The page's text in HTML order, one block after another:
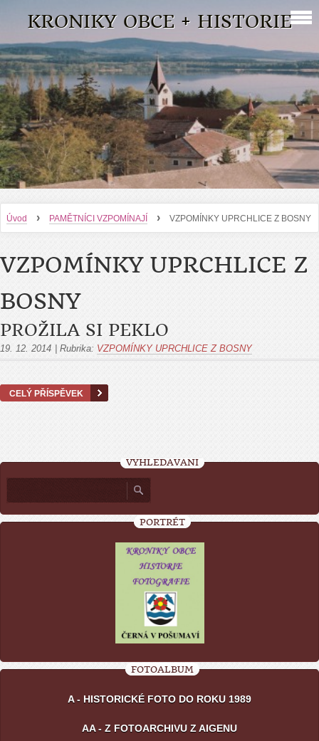
KRONIKY OBCE + HISTORIE
Úvod › PAMĚTNÍCI VZPOMÍNAJÍ › VZPOMÍNKY UPRCHLICE Z BOSNY
VZPOMÍNKY UPRCHLICE Z
BOSNY
PROŽILA SI PEKLO
19. 12. 2014 Rubrika: VZPOMÍNKY UPRCHLICE Z BOSNY
CELÝ PŘÍSPĚVEK
VYHLEDÁVÁNÍ
PORTRÉT
FOTOALBUM
A - HISTORICKÉ FOTO DO ROKU 1989
AA - Z FOTOARCHIVU Z AIGENU